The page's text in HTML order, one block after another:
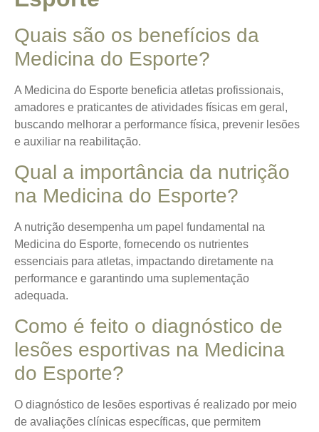
Quais são os benefícios da
Medicina do Esporte?
A Medicina do Esporte beneficia atletas profissionais,
amadores e praticantes de atividades físicas em geral,
buscando melhorar a performance física, prevenir lesões
e auxiliar na reabilitação.
Qual a importância da nutrição
na Medicina do Esporte?
A nutrição desempenha um papel fundamental na
Medicina do Esporte, fornecendo os nutrientes
essenciais para atletas, impactando diretamente na
performance e garantindo uma suplementação
adequada.
Como é feito o diagnóstico de
lesões esportivas na Medicina
do Esporte?
O diagnóstico de lesões esportivas é realizado por meio
de avaliações clínicas específicas, que permitem